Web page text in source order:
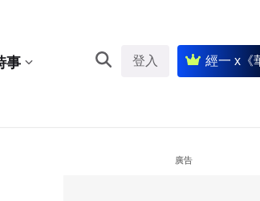
事 登入 經一 x《
廣告